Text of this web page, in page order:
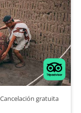
Cancelación gratuita